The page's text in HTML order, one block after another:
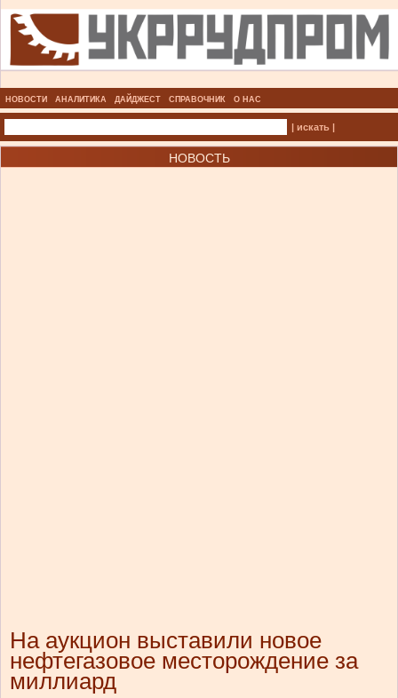
НОВОСТИ АНАЛИТИКА ДАЙДЖЕСТ СПРАВОЧНИК О НАС
| искать |
НОВОСТЬ
На аукцион выставили новое
нефтегазовое месторождение за
миллиард